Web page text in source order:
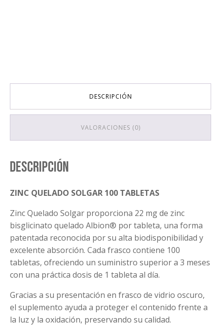
DESCRIPCIÓN
VALORACIONES (0)
Descripción
ZINC QUELADO SOLGAR 100 TABLETAS
Zinc Quelado Solgar proporciona 22 mg de zinc
bisglicinato quelado Albion® por tableta, una forma
patentada reconocida por su alta biodisponibilidad y
excelente absorción. Cada frasco contiene 100
tabletas, ofreciendo un suministro superior a 3 meses
con una práctica dosis de 1 tableta al día.
Gracias a su presentación en frasco de vidrio oscuro,
el suplemento ayuda a proteger el contenido frente a
la luz y la oxidación, preservando su calidad.